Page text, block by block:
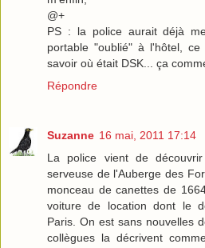
@+
PS : la police aurait déjà
portable "oublié" à l'hôtel,
savoir où était DSK... ça
Répondre
Suzanne 16 mai, 2011 17:14
La police vient de
serveuse de l'Auberge des
monceau de canettes de
voiture de location dont le
Paris. On est sans nouvelles
collègues la décrivent